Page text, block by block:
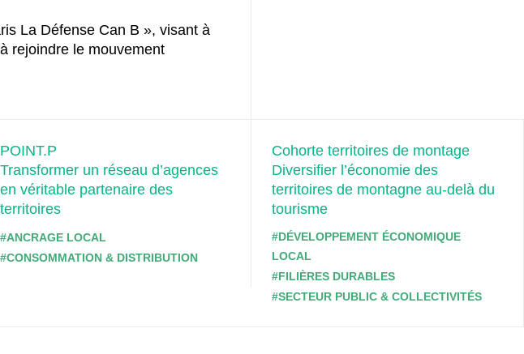
La Défense Can B », visant à
rejoindre le mouvement
POINT.P
Transformer un réseau d’agences
en véritable partenaire des
territoires
#ANCRAGE LOCAL
#CONSOMMATION & DISTRIBUTION
Cohorte territoires de montage
Diversifier l’économie des
territoires de montagne au-delà du
tourisme
#DÉVELOPPEMENT ÉCONOMIQUE
LOCAL
#FILIÈRES DURABLES
#SECTEUR PUBLIC & COLLECTIVITÉS